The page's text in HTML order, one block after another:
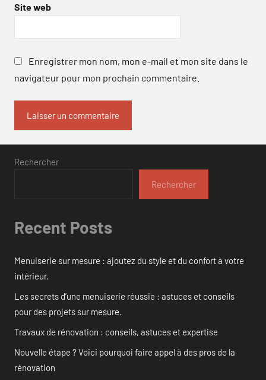
Site web
Enregistrer mon nom, mon e-mail et mon site dans le
navigateur pour mon prochain commentaire.
Rechercher
Rechercher
Recent Posts
Menuiserie sur mesure : ajoutez du style et du confort à votre
intérieur.
Les secrets d’une menuiserie réussie : astuces et conseils
pour des projets sur mesure.
Travaux de rénovation : conseils, astuces et expertise
Nouvelle étape ? Voici pourquoi faire appel à des pros de la
rénovation